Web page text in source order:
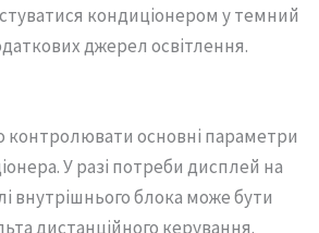
кондиціонером у темний
джерел освітлення.
контролювати основні параметри
У разі потреби дисплей на
внутрішнього блока може бути
дистанційного керування.